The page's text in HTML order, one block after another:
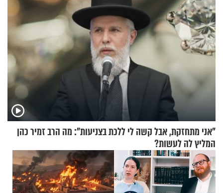
"אני מתחזקת, אבל קשה לי ללכת בצניעות": מה הרב זמיר כהן
המליץ לה לעשות?